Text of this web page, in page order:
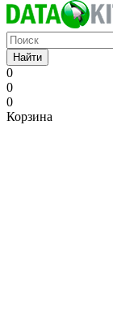
Найти
0
0
0
Корзина